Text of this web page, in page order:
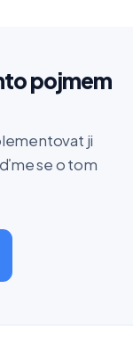
pojmem
ji
se o tom